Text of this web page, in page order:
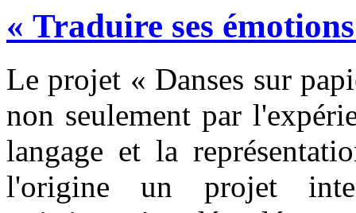
« Traduire ses
Le projet « Danses sur
non seulement par
langage et la
l'origine un projet